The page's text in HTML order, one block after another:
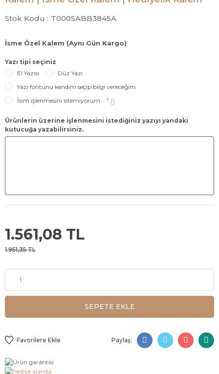
Stok Kodu : T000SABB3845A
İsme Özel Kalem (Aynı Gün Kargo)
Yazı tipi seçiniz
El Yazısı
Düz Yazı
Yazı fontunu kendim seçip bilgi vereceğim
İsim işlenmesini istemiyorum
*
Ürünlerin üzerine işlenmesini istediğiniz yazıyı yandaki
kutucuğa yazabilirsiniz.
1.561,08 TL
1.951,35 TL
SEPETE EKLE
Paylaş: